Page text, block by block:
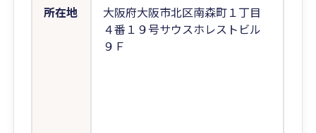
所在地
大阪府大阪市北区南森町１丁目
４番１９号サウスホレストビル
９Ｆ